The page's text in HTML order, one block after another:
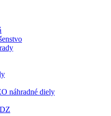
náhradné diely